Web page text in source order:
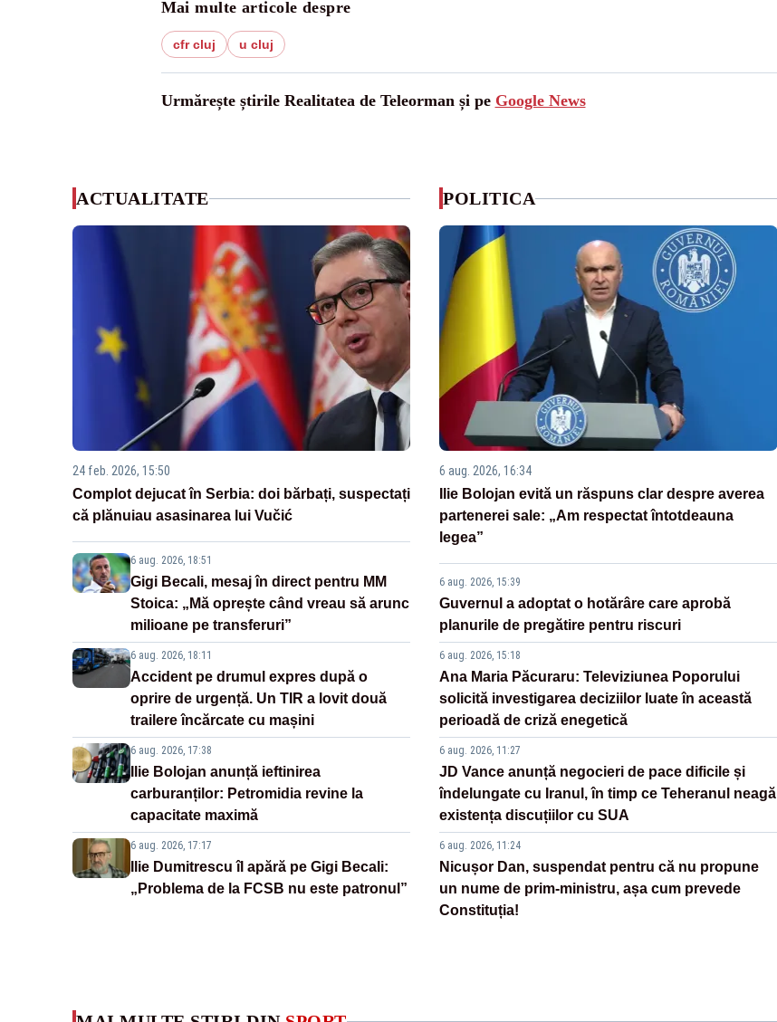
Mai multe articole despre
cfr cluj u cluj
Urmărește știrile Realitatea de Teleorman și pe Google News
ACTUALITATE
24 feb. 2026, 15:50
Complot dejucat în Serbia: doi bărbați, suspectați
că plănuiau asasinarea lui Vučić
6 aug. 2026, 18:51
Gigi Becali, mesaj în direct pentru MM
Stoica: „Mă oprește când vreau să arunc
milioane pe transferuri”
6 aug. 2026, 18:11
Accident pe drumul expres după o
oprire de urgență. Un TIR a lovit două
trailere încărcate cu mașini
6 aug. 2026, 17:38
Ilie Bolojan anunță ieftinirea
carburanților: Petromidia revine la
capacitate maximă
6 aug. 2026, 17:17
Ilie Dumitrescu îl apără pe Gigi Becali:
„Problema de la FCSB nu este patronul”
POLITICA
6 aug. 2026, 16:34
Ilie Bolojan evită un răspuns clar despre averea
partenerei sale: „Am respectat întotdeauna
legea”
6 aug. 2026, 15:39
Guvernul a adoptat o hotărâre care aprobă
planurile de pregătire pentru riscuri
6 aug. 2026, 15:18
Ana Maria Păcuraru: Televiziunea Poporului
solicită investigarea deciziilor luate în această
perioadă de criză enegetică
6 aug. 2026, 11:27
JD Vance anunță negocieri de pace dificile și
îndelungate cu Iranul, în timp ce Teheranul neagă
existența discuțiilor cu SUA
6 aug. 2026, 11:24
Nicușor Dan, suspendat pentru că nu propune
un nume de prim-ministru, așa cum prevede
Constituția!